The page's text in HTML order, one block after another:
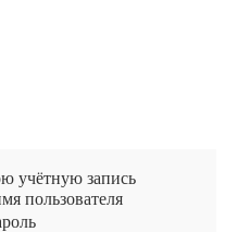
учётную запись
пользователя